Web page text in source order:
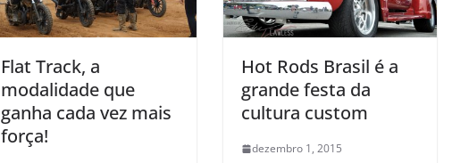
Flat Track, a
modalidade que
ganha cada vez mais
força!
Hot Rods Brasil é a
grande festa da
cultura custom
dezembro 1, 2015